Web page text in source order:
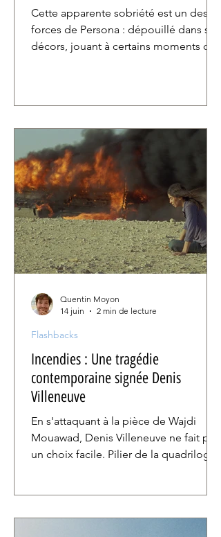
Cette apparente sobriété est un des
forces de Persona : dépouillé dans ses
décors, jouant à certains moments de
projeter sur l’écran leurs rêves et leurs
désirs. Si puissante est sa charge
onirique, si mémorable son
expérience, que le film s’est insinué
dans le subconscient d’un grand
nombre de cinéastes, surgissant dans
de multiples
Incendies : Une tragédie
contemporaine signée Denis
Villeneuve
En s'attaquant à la pièce de Wajdi
Mouawad, Denis Villeneuve ne fait pas
un choix facile. Pilier de la quadrilogie
et crue, autant que politique et
Flashbacks
Quentin Moyon
14 juin
2 min de lecture